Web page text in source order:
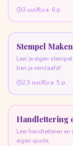
3 uur
v.a. 6 p.
Stempel Maken
Leer je eigen
ben je verslaafd!
2,5 uur
v.a. 5 p.
Handlettering
Leer handletteren
eigen quote.